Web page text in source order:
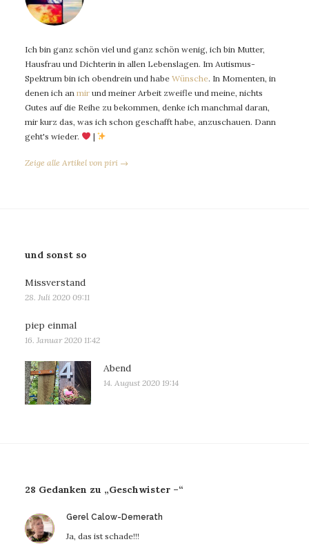
Ich bin ganz schön viel und ganz schön wenig, ich bin Mutter,
Hausfrau und Dichterin in allen Lebenslagen. Im Autismus-
Spektrum bin ich obendrein und habe Wünsche. In Momenten, in
denen ich an mir und meiner Arbeit zweifle und meine, nichts
Gutes auf die Reihe zu bekommen, denke ich manchmal daran,
mir kurz das, was ich schon geschafft habe, anzuschauen. Dann
geht's wieder.
|
Zeige alle Artikel von piri →
und sonst so
Missverstand
28. Juli 2020 09:11
piep einmal
16. Januar 2020 11:42
Abend
14. August 2020 19:14
28 Gedanken zu „Geschwister –“
Gerel Calow-Demerath
Ja, das ist schade!!!